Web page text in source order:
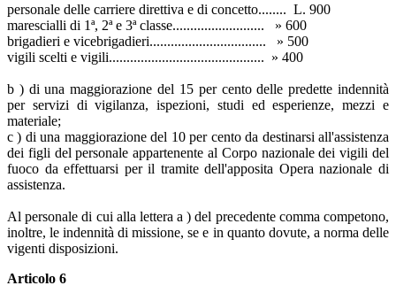
personale delle carriere direttiva e di concetto........ L. 900
marescialli di 1ª, 2ª e 3ª classe.......................... » 600
brigadieri e vicebrigadieri................................. » 500
vigili scelti e vigili............................................ » 400
b ) di una maggiorazione del 15 per cento delle predette indennità
per servizi di vigilanza, ispezioni, studi ed esperienze, mezzi e
materiale;
c ) di una maggiorazione del 10 per cento da destinarsi all'assistenza
dei figli del personale appartenente al Corpo nazionale dei vigili del
fuoco da effettuarsi per il tramite dell'apposita Opera nazionale di
assistenza.
Al personale di cui alla lettera a ) del precedente comma competono,
inoltre, le indennità di missione, se e in quanto dovute, a norma delle
vigenti disposizioni.
Articolo 6